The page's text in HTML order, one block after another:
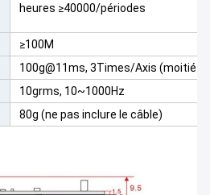
heures ≥40000/périodes
≥100M
100g@11ms, 3Times/Axis (moitié
10grms, 10~1000Hz
80g (ne pas inclure le câble)